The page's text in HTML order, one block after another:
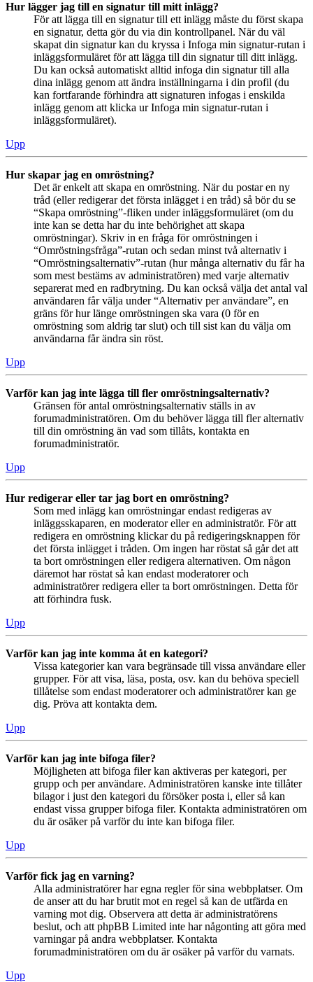
Hur lägger jag till en signatur till mitt inlägg?
För att lägga till en signatur till ett inlägg måste du först skapa
en signatur, detta gör du via din kontrollpanel. När du väl
skapat din signatur kan du kryssa i Infoga min signatur-rutan i
inläggsformuläret för att lägga till din signatur till ditt inlägg.
Du kan också automatiskt alltid infoga din signatur till alla
dina inlägg genom att ändra inställningarna i din profil (du
kan fortfarande förhindra att signaturen infogas i enskilda
inlägg genom att klicka ur Infoga min signatur-rutan i
inläggsformuläret).
Upp
Hur skapar jag en omröstning?
Det är enkelt att skapa en omröstning. När du postar en ny
tråd (eller redigerar det första inlägget i en tråd) så bör du se
“Skapa omröstning”-fliken under inläggsformuläret (om du
inte kan se detta har du inte behörighet att skapa
omröstningar). Skriv in en fråga för omröstningen i
“Omröstningsfråga”-rutan och sedan minst två alternativ i
“Omröstningsalternativ”-rutan (hur många alternativ du får ha
som mest bestäms av administratören) med varje alternativ
separerat med en radbrytning. Du kan också välja det antal val
användaren får välja under “Alternativ per användare”, en
gräns för hur länge omröstningen ska vara (0 för en
omröstning som aldrig tar slut) och till sist kan du välja om
användarna får ändra sin röst.
Upp
Varför kan jag inte lägga till fler omröstningsalternativ?
Gränsen för antal omröstningsalternativ ställs in av
forumadministratören. Om du behöver lägga till fler alternativ
till din omröstning än vad som tillåts, kontakta en
forumadministratör.
Upp
Hur redigerar eller tar jag bort en omröstning?
Som med inlägg kan omröstningar endast redigeras av
inläggsskaparen, en moderator eller en administratör. För att
redigera en omröstning klickar du på redigeringsknappen för
det första inlägget i tråden. Om ingen har röstat så går det att
ta bort omröstningen eller redigera alternativen. Om någon
däremot har röstat så kan endast moderatorer och
administratörer redigera eller ta bort omröstningen. Detta för
att förhindra fusk.
Upp
Varför kan jag inte komma åt en kategori?
Vissa kategorier kan vara begränsade till vissa användare eller
grupper. För att visa, läsa, posta, osv. kan du behöva speciell
tillåtelse som endast moderatorer och administratörer kan ge
dig. Pröva att kontakta dem.
Upp
Varför kan jag inte bifoga filer?
Möjligheten att bifoga filer kan aktiveras per kategori, per
grupp och per användare. Administratören kanske inte tillåter
bilagor i just den kategori du försöker posta i, eller så kan
endast vissa grupper bifoga filer. Kontakta administratören om
du är osäker på varför du inte kan bifoga filer.
Upp
Varför fick jag en varning?
Alla administratörer har egna regler för sina webbplatser. Om
de anser att du har brutit mot en regel så kan de utfärda en
varning mot dig. Observera att detta är administratörens
beslut, och att phpBB Limited inte har någonting att göra med
varningar på andra webbplatser. Kontakta
forumadministratören om du är osäker på varför du varnats.
Upp